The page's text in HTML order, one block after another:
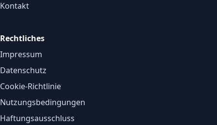
Kontakt
Rechtliches
Impressum
Datenschutz
Cookie-Richtlinie
Nutzungsbedingungen
Haftungsausschluss